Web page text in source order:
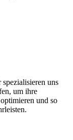
spezialisieren uns
um ihre
und so